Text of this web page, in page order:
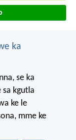
ka
se ka
sa kgutla
ke le
mme ke